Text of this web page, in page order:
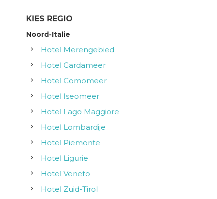
KIES REGIO
Noord-Italie
Hotel Merengebied
Hotel Gardameer
Hotel Comomeer
Hotel Iseomeer
Hotel Lago Maggiore
Hotel Lombardije
Hotel Piemonte
Hotel Ligurie
Hotel Veneto
Hotel Zuid-Tirol